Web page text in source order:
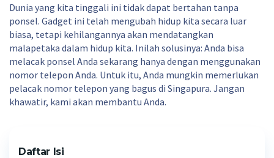
Dunia yang kita tinggali ini tidak dapat bertahan tanpa
ponsel. Gadget ini telah mengubah hidup kita secara luar
biasa, tetapi kehilangannya akan mendatangkan
malapetaka dalam hidup kita. Inilah solusinya: Anda bisa
melacak ponsel Anda sekarang hanya dengan menggunakan
nomor telepon Anda. Untuk itu, Anda mungkin memerlukan
pelacak nomor telepon yang bagus di Singapura. Jangan
khawatir, kami akan membantu Anda.
Daftar Isi